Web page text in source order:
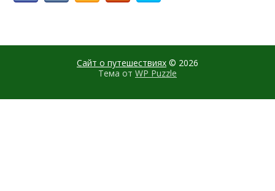
Сайт о путешествиях © 2026
Тема от WP Puzzle